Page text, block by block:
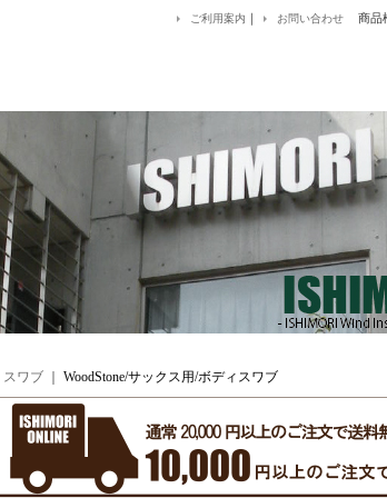
ご利用案内 ｜ お問い合わせ 商品
スワブ WoodStone/サックス用/ボディスワブ